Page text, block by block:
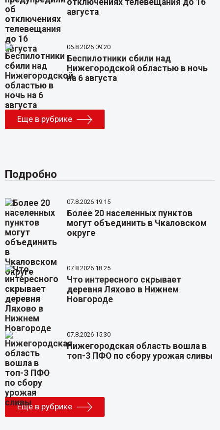
отключениях телевещания до 16
августа
06.8.2026 09:20
Беспилотники сбили над
Нижегородской областью в ночь
на 6 августа
Еще в рубрике
Подробно
07.8.2026 19:15
Более 20 населенных пунктов
могут объединить в Чкаловском
округе
07.8.2026 18:25
Что интересного скрывает
деревня Ляхово в Нижнем
Новгороде
07.8.2026 15:30
Нижегородская область вошла в
топ-3 ПФО по сбору урожая сливы
Еще в рубрике